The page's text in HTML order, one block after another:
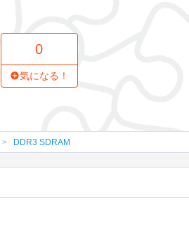
0
気になる！
DDR3 SDRAM